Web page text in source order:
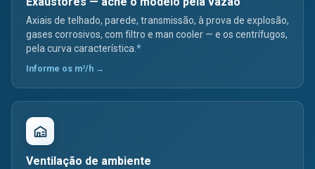
Axiais de telhado, parede, transmissão, à prova de explosão,
gases corrosivos, com filtro e man cooler — e os centrífugos,
pela curva característica.*
Informe os m³/h →
Ventilação de ambiente